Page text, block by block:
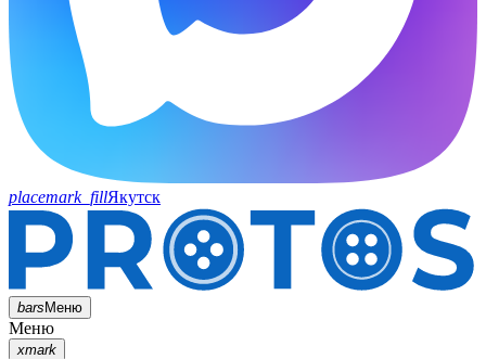
placemark_fillЯкутск
barsМеню
Меню
xmark